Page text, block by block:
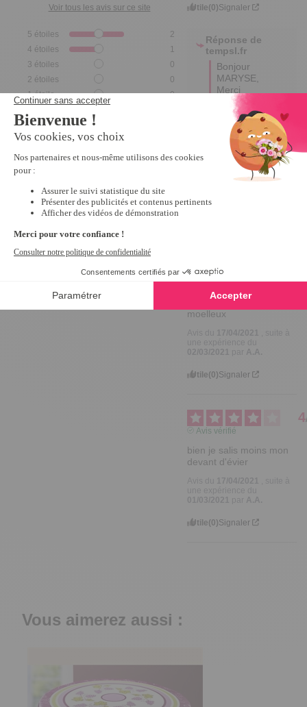
Voir tous les avis sur ce site
5 étoiles
2
4 étoiles
1
3 étoiles
0
2 étoiles
0
1étoile 0
Trier les avis
Utile(0)Signaler
Réponse de
tempsl.fr
Bonjour
MARYSE,
Merci
beaucoup
d'avoir
posté cet
avis :)
Cela nous
fait plaisir.
En vous
souhaitant
Avis vérifié
très beaux tapis et
moelleux
17/04/2021
une expérience du
02/03/2021
par A.A.
Utile(0)Signaler
4
Avis vérifié
bien je salis moins mon
devant d'évier
Utile(0)Signaler
Vous aimerez aussi :